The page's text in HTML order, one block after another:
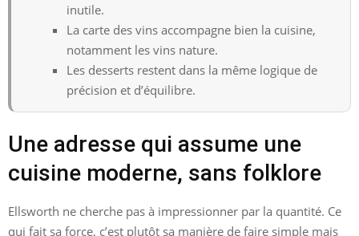
inutile.
La carte des vins accompagne bien la cuisine,
notamment les vins nature.
Les desserts restent dans la même logique de
précision et d’équilibre.
Une adresse qui assume une
cuisine moderne, sans folklore
Ellsworth ne cherche pas à impressionner par la quantité. Ce
qui fait sa force, c’est plutôt sa manière de faire simple mais